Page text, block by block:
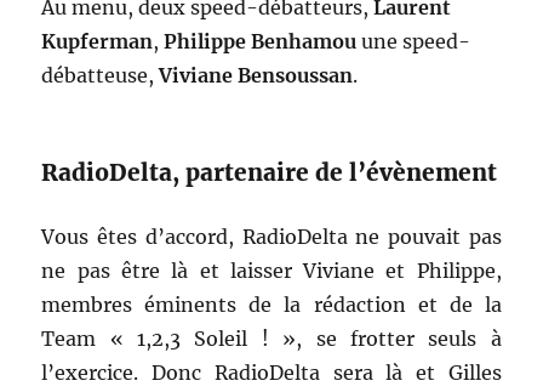
Au menu, deux speed-débatteurs,Laurent
Kupferman,Philippe Benhamou une speed-
débatteuse,Viviane Bensoussan.
RadioDelta, partenaire de l’évènement
Vous êtes d’accord, RadioDelta ne pouvait pas
ne pas être là et laisser Viviane et Philippe,
membres éminents de la rédaction et de la
Team « 1,2,3 Soleil ! », se frotter seuls à
l’exercice. Donc RadioDelta sera là et Gilles